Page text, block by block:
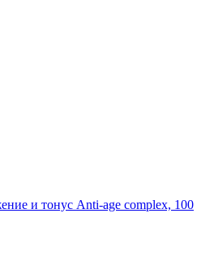
и тонус Anti-age complex, 100